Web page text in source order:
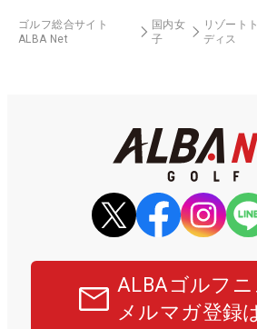
ゴルフ総合サイト
ALBA Net
国内女
子
リゾート
ディス
ALBAゴルフニ
メルマガ登録